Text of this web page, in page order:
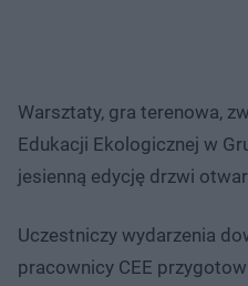
Warsztaty, gra terenowa,
Edukacji Ekologicznej w
jesienną edycję drzwi
Uczestniczy wydarzenia
pracownicy CEE